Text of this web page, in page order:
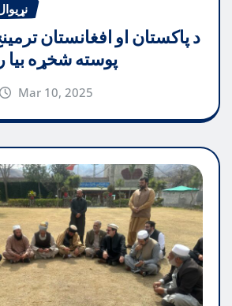
د پاکستان او افغانستان
پوسته شخړه بیا
Mar 10, 2025